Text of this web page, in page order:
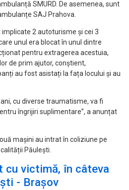
SMURD. De asemenea, sunt
SAJ Prahova.
2 autoturisme și cei 3
unul era blocat în unul dintre
pentru extragerea acestuia,
de prim ajutor, conștient,
au fost asistați la fața locului și au
cu diverse traumatisme, va fi
îngrijiri suplimentare”, a anunțat
mașini au intrat în coliziune pe
Păulești.
cu victimă, în câteva
- Brașov